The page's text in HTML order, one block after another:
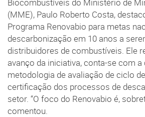
Biocombustíveis do Ministério de
(MME), Paulo Roberto Costa,
Programa Renovabio para metas
descarbonização em 10 anos a
distribuidores de combustíveis. Ele
avanço da iniciativa, conta-se com a
metodologia de avaliação de ciclo
certificação dos processos de
setor. “O foco do Renovabio é,
comentou.